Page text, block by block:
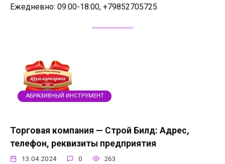
Ежедневно: 09:00-18:00, +79852705725
АБРАЗИВНЫЙ ИНСТРУМЕНТ
Торговая компания — Строй Билд: Адрес,
телефон, реквизиты предприятия
13.04.2024 0 263